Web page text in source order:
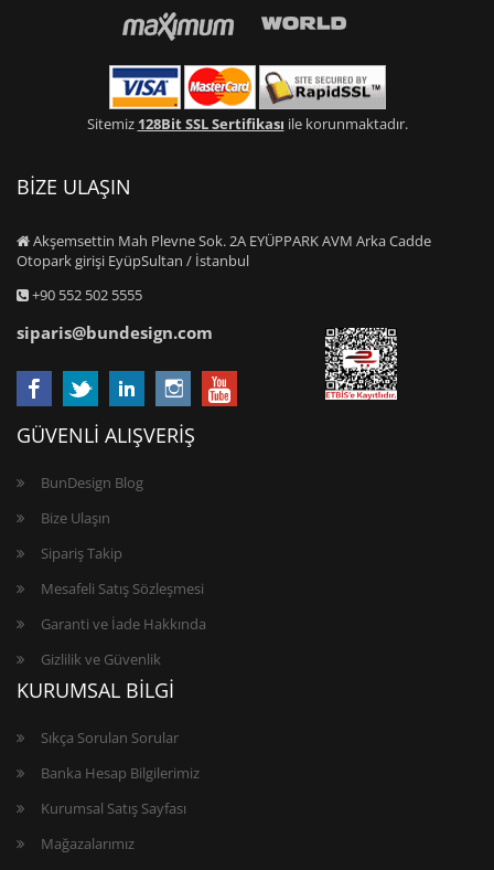
Sitemiz 128Bit SSL Sertifikası ile korunmaktadır.
BİZE ULAŞIN
Akşemsettin Mah Plevne Sok. 2A EYÜPPARK AVM Arka Cadde
Otopark girişi EyüpSultan / İstanbul
+90 552 502 5555
siparis@bundesign.com
GÜVENLİ ALIŞVERİŞ
BunDesign Blog
Bize Ulaşın
Sipariş Takip
Mesafeli Satış Sözleşmesi
Garanti ve İade Hakkında
Gizlilik ve Güvenlik
KURUMSAL BİLGİ
Sıkça Sorulan Sorular
Banka Hesap Bilgilerimiz
Kurumsal Satış Sayfası
Mağazalarımız